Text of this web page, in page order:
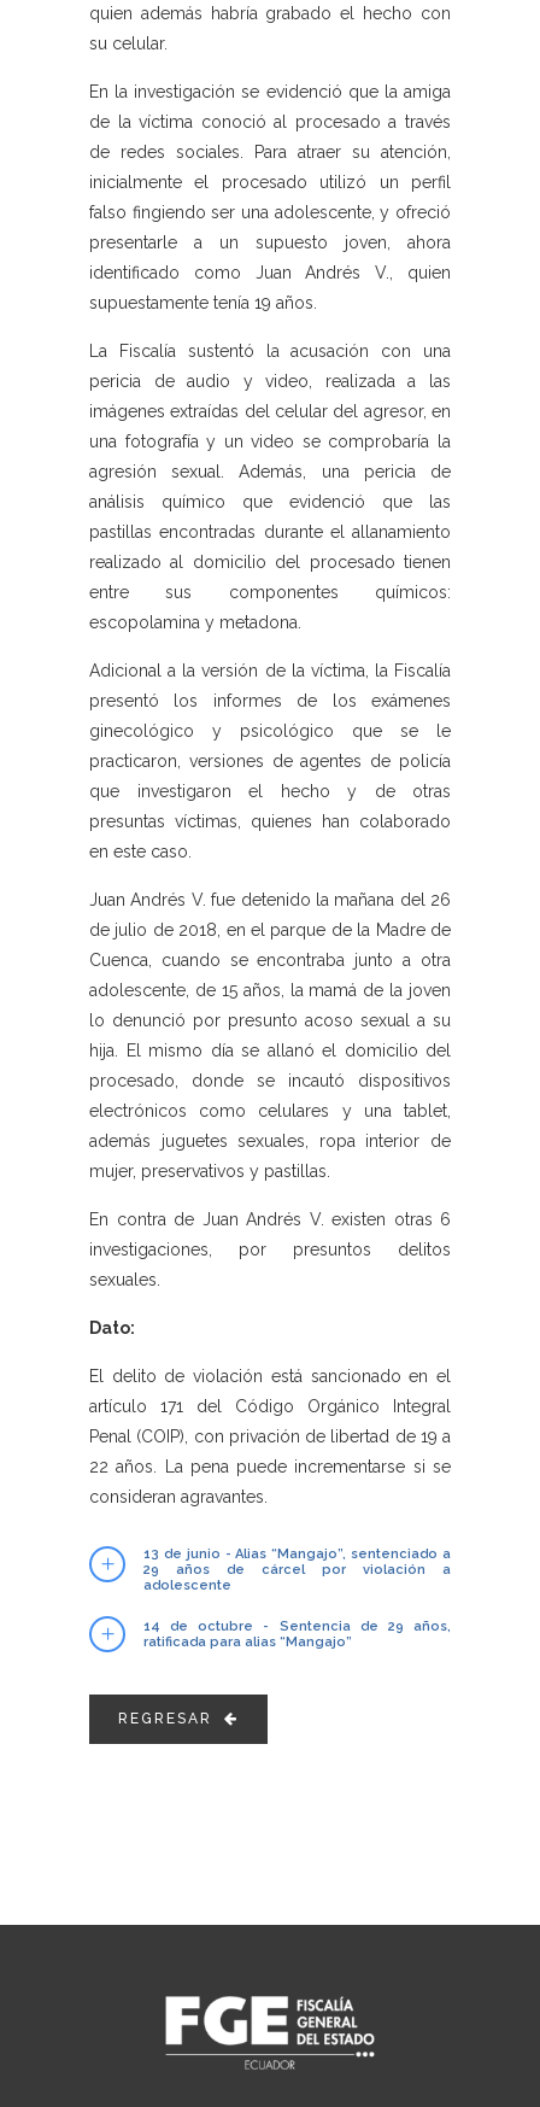
quien además habría grabado el hecho con
su celular.
En la investigación se evidenció que la amiga
de la víctima conoció al procesado a través
de redes sociales. Para atraer su atención,
inicialmente el procesado utilizó un perfil
falso fingiendo ser una adolescente, y ofreció
presentarle a un supuesto joven, ahora
identificado como Juan Andrés V., quien
supuestamente tenía 19 años.
La Fiscalía sustentó la acusación con una
pericia de audio y video, realizada a las
imágenes extraídas del celular del agresor, en
una fotografía y un video se comprobaría la
agresión sexual. Además, una pericia de
análisis químico que evidenció que las
pastillas encontradas durante el allanamiento
realizado al domicilio del procesado tienen
entre sus componentes químicos:
escopolamina y metadona.
Adicional a la versión de la víctima, la Fiscalía
presentó los informes de los exámenes
ginecológico y psicológico que se le
practicaron, versiones de agentes de policía
que investigaron el hecho y de otras
presuntas víctimas, quienes han colaborado
en este caso.
Juan Andrés V. fue detenido la mañana del 26
de julio de 2018, en el parque de la Madre de
Cuenca, cuando se encontraba junto a otra
adolescente, de 15 años, la mamá de la joven
lo denunció por presunto acoso sexual a su
hija. El mismo día se allanó el domicilio del
procesado, donde se incautó dispositivos
electrónicos como celulares y una tablet,
además juguetes sexuales, ropa interior de
mujer, preservativos y pastillas.
En contra de Juan Andrés V. existen otras 6
investigaciones, por presuntos delitos
sexuales.
Dato:
El delito de violación está sancionado en el
artículo 171 del Código Orgánico Integral
Penal (COIP), con privación de libertad de 19 a
22 años. La pena puede incrementarse si se
consideran agravantes.
13 de junio - Alias “Mangajo”, sentenciado a
29 años de cárcel por violación a
adolescente
14 de octubre - Sentencia de 29 años,
ratificada para alias “Mangajo”
REGRESAR